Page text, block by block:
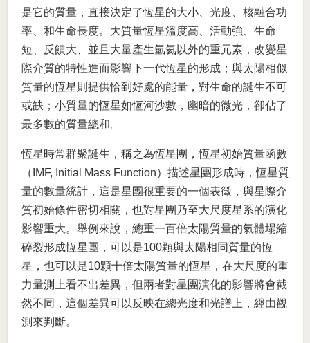
是它的質量，直接決定了恆星的大小、光度、核融合功
率、和生命長度。大質量恆星溫度高、活動強、生命
短、反饋大、並且大量產生氫氦以外的重元素，改變星
際介質的特性進而影響下一代恆星的形成；與太陽相似
質量的恆星則提供恰到好處的能量，對生命的誕生不可
或缺；小質量的恆星如恆河沙數，幽暗的微光，卻佔了
最多數的質量總和。
恆星時常群聚誕生，稱之為恆星團，恆星初始質量函數
（IMF, Initial Mass Function）描述星團形成時，恆星質
量的數量統計，這是星團很重要的一個表徵，與星際介
質初始條件密切相關，也對星團乃至大尺度星系的演化
影響重大。舉例來說，總重一百倍太陽質量的氣體塌縮
碎裂形成恆星團，可以是100顆與太陽相同質量的恆
星，也可以是10顆十倍太陽質量的恆星，在大尺度的重
力量測上看不出差異，但兩者對星團演化的影響將會截
然不同，這個差異可以反映在總光度和光譜上，經由觀
測來判斷。